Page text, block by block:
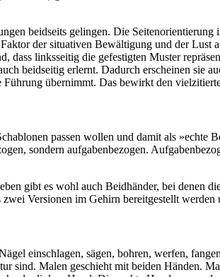
beidseits gelingen. Die
der situativen Bewältigung und der Lust
dass linksseitig die gefestigten Muster
beidseitig erlernt. Dadurch erscheinen sie
übernimmt. Das bewirkt den
passen wollen und damit als
sondern aufgabenbezogen.
gibt es wohl auch Beidhänder, bei denen
Versionen im Gehirn bereitgestellt werden
einschlagen, sägen, bohren, werfen,
sind. Malen geschieht mit beiden Händen.